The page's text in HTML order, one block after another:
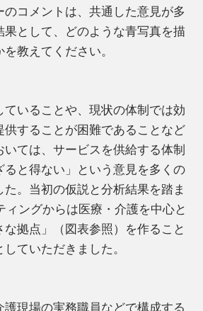
のコメントは、共通した意見が多
果として、どのような青写真を描
教えてください。
ていることや、現状の体制では効
供することが困難であることなど
ては、サービスを供給する体制
ると得ない」という意見を多くの
。当初の仮説と分析結果を踏ま
ィングからは医療・介護を中心と
な拠点」（図表参照）を作ること
ていただきました。
現場の実務職員などで構成する